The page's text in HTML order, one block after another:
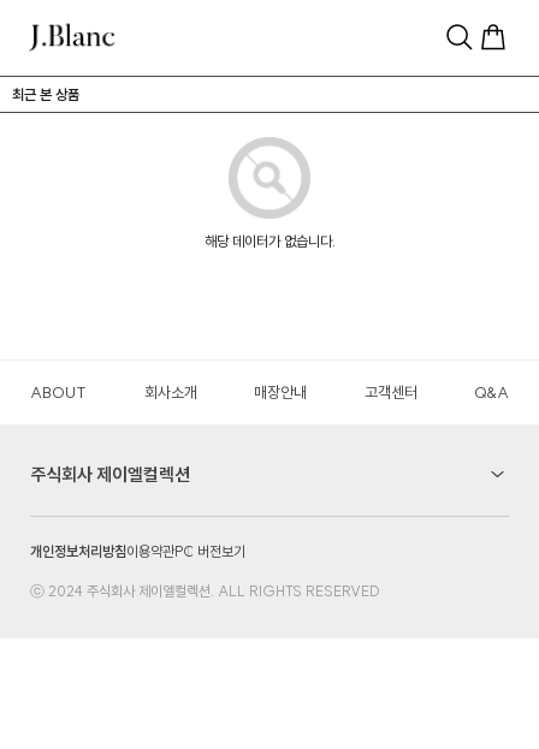
최근 본 상품
해당 데이터가 없습니다.
ABOUT 회사소개 매장안내 고객센터 Q&A
주식회사 제이엘컬렉션
개인정보처리방침이용약관PC 버전보기
ⓒ 2024 주식회사 제이엘컬렉션. ALL RIGHTS RESERVED